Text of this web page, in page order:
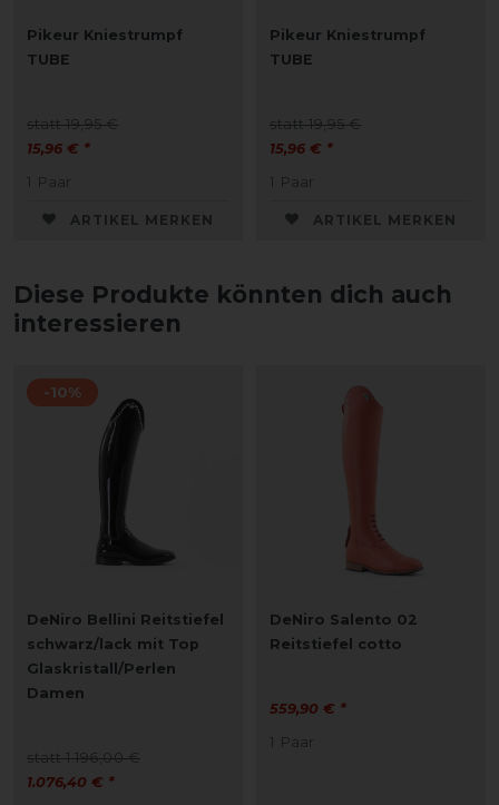
Pikeur Kniestrumpf
TUBE
statt 19,95 €
15,96 € *
1 Paar
ARTIKEL MERKEN
Pikeur Kniestrumpf
TUBE
statt 19,95 €
15,96 € *
1 Paar
ARTIKEL MERKEN
Diese Produkte könnten dich auch
interessieren
-10%
DeNiro Bellini Reitstiefel
schwarz/lack mit Top
Glaskristall/Perlen
Damen
statt 1.196,00 €
1.076,40 € *
DeNiro Salento 02
Reitstiefel cotto
559,90 € *
1 Paar